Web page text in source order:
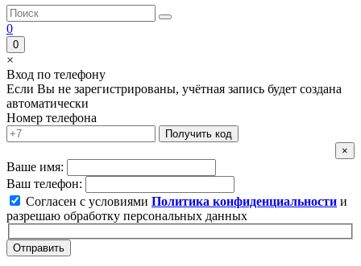
0
0
×
Вход по телефону
Если Вы не зарегистрированы, учётная запись будет создана
автоматически
Номер телефона
Получить код
×
Ваше имя:
Ваш телефон:
Согласен с условиями Политика конфиденциальности и
разрешаю обработку персональных данных
Отправить